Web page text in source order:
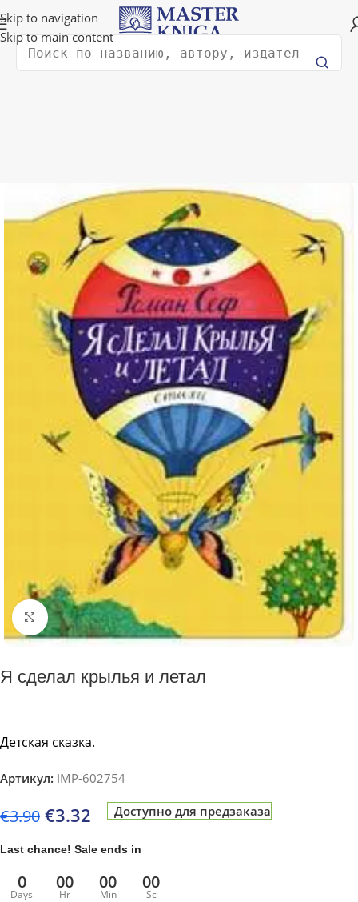
Skip to navigation
Skip to main content
Доставка в любую страну мира!
Поиск
Click to enlarge
Я сделал крылья и летал
Детская сказка.
Артикул: IMP-602754
€3.90 €3.32 Доступно для предзаказа
Last chance! Sale ends in
0
Days
00
Hr
00
Min
00
Sc